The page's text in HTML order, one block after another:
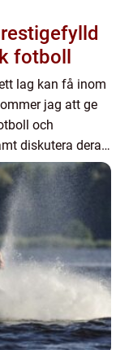
svensk fotboll
lag kan få inom
jag att ge
och
diskutera deras